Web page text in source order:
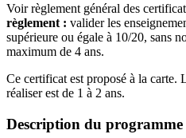
Voir règlement général des
règlement : valider les
supérieure ou égale à 10/20, sans
maximum de 4 ans.
Ce certificat est proposé à la carte.
réaliser est de 1 à 2 ans.
Description du programme